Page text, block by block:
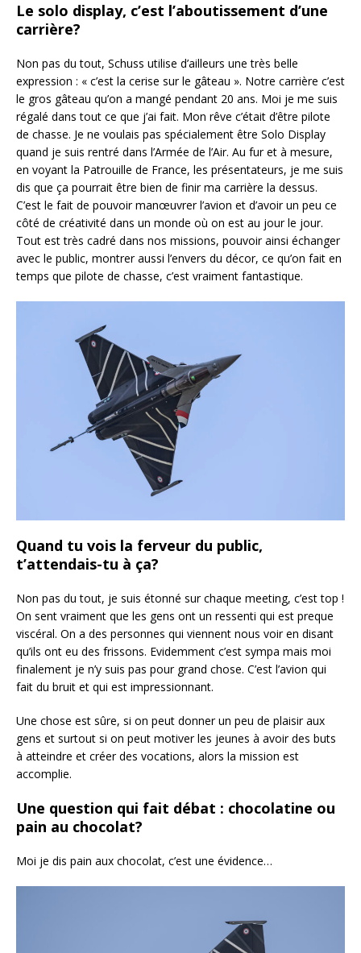
Le solo display, c’est l’aboutissement d’une
carrière?
Non pas du tout, Schuss utilise d’ailleurs une très belle
expression : « c’est la cerise sur le gâteau ». Notre carrière c’est
le gros gâteau qu’on a mangé pendant 20 ans. Moi je me suis
régalé dans tout ce que j’ai fait. Mon rêve c’était d’être pilote
de chasse. Je ne voulais pas spécialement être Solo Display
quand je suis rentré dans l’Armée de l’Air. Au fur et à mesure,
en voyant la Patrouille de France, les présentateurs, je me suis
dis que ça pourrait être bien de finir ma carrière la dessus.
C’est le fait de pouvoir manœuvrer l’avion et d’avoir un peu ce
côté de créativité dans un monde où on est au jour le jour.
Tout est très cadré dans nos missions, pouvoir ainsi échanger
avec le public, montrer aussi l’envers du décor, ce qu’on fait en
temps que pilote de chasse, c’est vraiment fantastique.
Quand tu vois la ferveur du public,
t’attendais-tu à ça?
Non pas du tout, je suis étonné sur chaque meeting, c’est top !
On sent vraiment que les gens ont un ressenti qui est preque
viscéral. On a des personnes qui viennent nous voir en disant
qu’ils ont eu des frissons. Evidemment c’est sympa mais moi
finalement je n’y suis pas pour grand chose. C’est l’avion qui
fait du bruit et qui est impressionnant.
Une chose est sûre, si on peut donner un peu de plaisir aux
gens et surtout si on peut motiver les jeunes à avoir des buts
à atteindre et créer des vocations, alors la mission est
accomplie.
Une question qui fait débat : chocolatine ou
pain au chocolat?
Moi je dis pain aux chocolat, c’est une évidence…